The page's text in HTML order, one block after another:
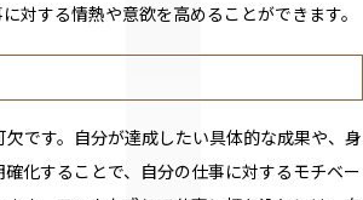
対する情熱や意欲を高めることができます。
です。自分が達成したい具体的な成果や、身
化することで、自分の仕事に対するモチベー